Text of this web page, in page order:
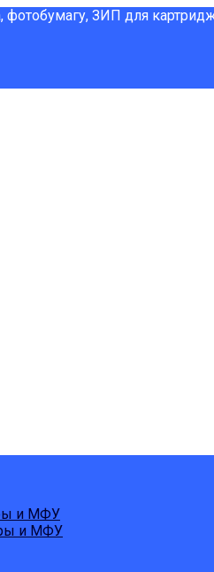
фотобумагу, ЗИП для
и МФУ
и МФУ